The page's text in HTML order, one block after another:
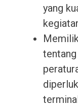
yang